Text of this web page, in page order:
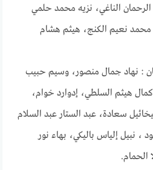
الرحمان الناغي، نزيه محمد حلمي
نعيم الكنج، هيثم هشام
: نهاد جمال منصور، وسيم حبيب
هيثم السلطي، إدوارد خوام،
سعادة، عبد الستار عبد السلام
نبيل إلياس باليكي، بهاء نور
الحمام.